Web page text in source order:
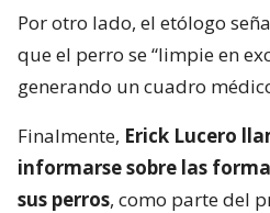
Por otro lado, el etólogo
que el perro se “limpie en
generando un cuadro
Finalmente, Erick Lucero
informarse sobre las
sus perros, como parte del